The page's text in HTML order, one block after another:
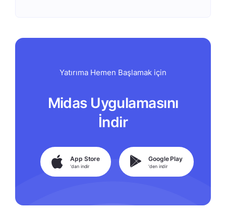
Yatırıma Hemen Başlamak için
Midas Uygulamasını
İndir
App Store
'dan indir
Google Play
'den indir